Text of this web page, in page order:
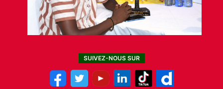
SUIVEZ-NOUS SUR